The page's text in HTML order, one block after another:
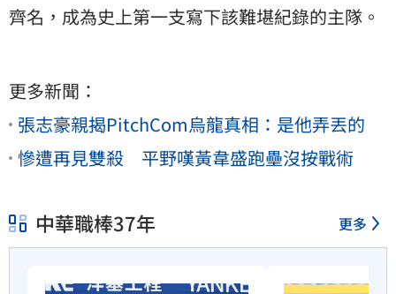
齊名，成為史上第一支寫下該難堪紀錄的主隊。
更多新聞：
張志豪親揭PitchCom烏龍真相：是他弄丟的
慘遭再見雙殺 平野嘆黃韋盛跑壘沒按戰術
中華職棒37年 更多